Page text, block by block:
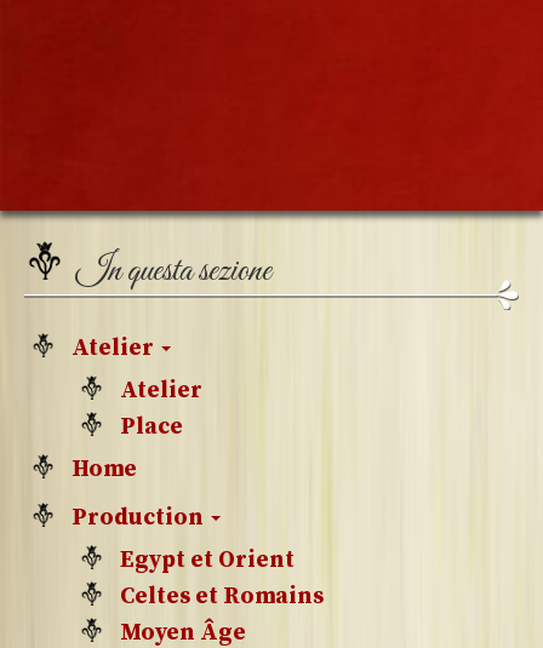
In questa sezione
Atelier
Atelier
Place
Home
Production
Egypt et Orient
Celtes et Romains
Moyen Âge